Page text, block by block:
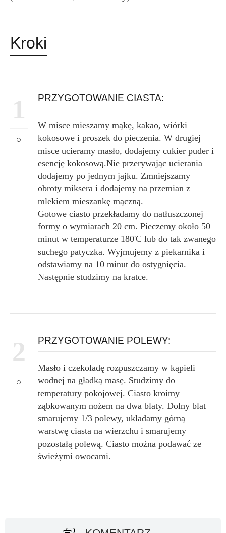
Kroki
1 PRZYGOTOWANIE CIASTA:
W misce mieszamy mąkę, kakao, wiórki
kokosowe i proszek do pieczenia. W drugiej
misce ucieramy masło, dodajemy cukier puder i
esencję kokosową.Nie przerywając ucierania
dodajemy po jednym jajku. Zmniejszamy
obroty miksera i dodajemy na przemian z
mlekiem mieszankę mączną.
Gotowe ciasto przekładamy do natłuszczonej
formy o wymiarach 20 cm. Pieczemy około 50
minut w temperaturze 180'C lub do tak zwanego
suchego patyczka. Wyjmujemy z piekarnika i
odstawiamy na 10 minut do ostygnięcia.
Następnie studzimy na kratce.
2 PRZYGOTOWANIE POLEWY:
Masło i czekoladę rozpuszczamy w kąpieli
wodnej na gładką masę. Studzimy do
temperatury pokojowej. Ciasto kroimy
ząbkowanym nożem na dwa blaty. Dolny blat
smarujemy 1/3 polewy, układamy górną
warstwę ciasta na wierzchu i smarujemy
pozostałą polewą. Ciasto można podawać ze
świeżymi owocami.